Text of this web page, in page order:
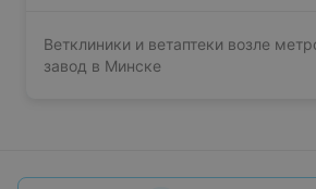
Ветклиники и ветаптеки возле
завод в Минске